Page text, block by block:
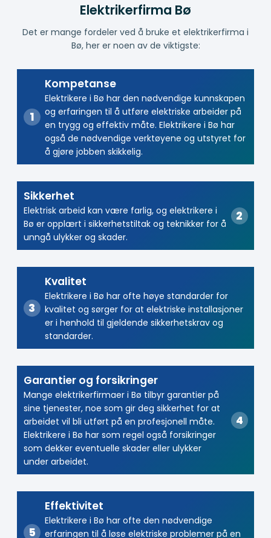
Elektrikerfirma Bø
Det er mange fordeler ved å bruke et elektrikerfirma i
Bø, her er noen av de viktigste:
Kompetanse
Elektrikere i Bø har den nødvendige kunnskapen
og erfaringen til å utføre elektriske arbeider på
en trygg og effektiv måte. Elektrikere i Bø har
også de nødvendige verktøyene og utstyret for
å gjøre jobben skikkelig.
Sikkerhet
Elektrisk arbeid kan være farlig, og elektrikere i
Bø er opplært i sikkerhetstiltak og teknikker for å
unngå ulykker og skader.
Kvalitet
Elektrikere i Bø har ofte høye standarder for
kvalitet og sørger for at elektriske installasjoner
er i henhold til gjeldende sikkerhetskrav og
standarder.
Garantier og forsikringer
Mange elektrikerfirmaer i Bø tilbyr garantier på
sine tjenester, noe som gir deg sikkerhet for at
arbeidet vil bli utført på en profesjonell måte.
Elektrikere i Bø har som regel også forsikringer
som dekker eventuelle skader eller ulykker
under arbeidet.
Effektivitet
Elektrikere i Bø har ofte den nødvendige
erfaringen til å løse elektriske problemer på en